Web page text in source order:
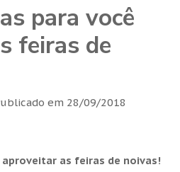
para você
feiras de
em 28/09/2018
as feiras de noivas!